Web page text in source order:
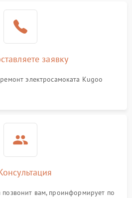
заявку
электросамоката Kugoo
вам, проинформирует по